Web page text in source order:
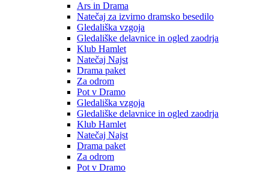
Ars in Drama
Natečaj za izvirno dramsko besedilo
Gledališka vzgoja
Gledališke delavnice in ogled zaodrja
Klub Hamlet
Natečaj Najst
Drama paket
Za odrom
Pot v Dramo
Gledališka vzgoja
Gledališke delavnice in ogled zaodrja
Klub Hamlet
Natečaj Najst
Drama paket
Za odrom
Pot v Dramo